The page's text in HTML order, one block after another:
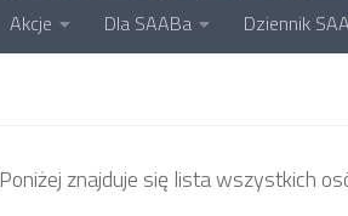
Akcje Dla SAABa Dziennik
Poniżej znajduje się lista wszystkich